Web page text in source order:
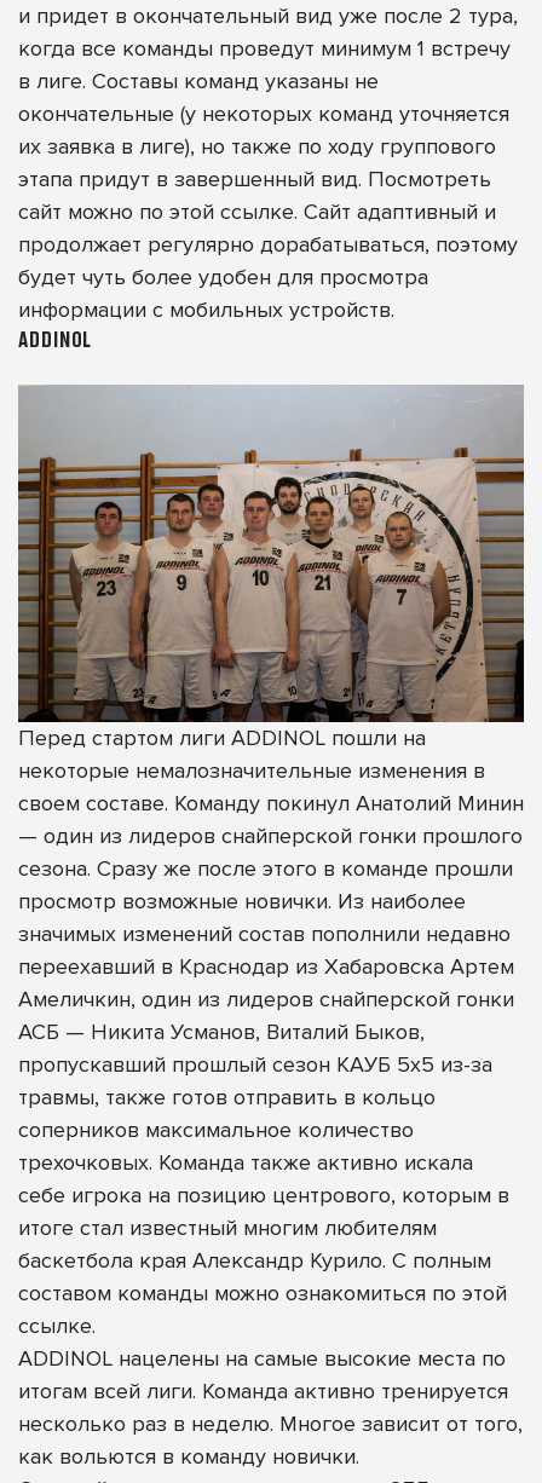
и придет в окончательный вид уже после 2 тура,
когда все команды проведут минимум 1 встречу
в лиге. Составы команд указаны не
окончательные (у некоторых команд уточняется
их заявка в лиге), но также по ходу группового
этапа придут в завершенный вид. Посмотреть
сайт можно по этой ссылке. Сайт адаптивный и
продолжает регулярно дорабатываться, поэтому
будет чуть более удобен для просмотра
информации с мобильных устройств.
ADDINOL
Перед стартом лиги ADDINOL пошли на
некоторые немалозначительные изменения в
своем составе. Команду покинул Анатолий Минин
— один из лидеров снайперской гонки прошлого
сезона. Сразу же после этого в команде прошли
просмотр возможные новички. Из наиболее
значимых изменений состав пополнили недавно
переехавший в Краснодар из Хабаровска Артем
Амеличкин, один из лидеров снайперской гонки
АСБ — Никита Усманов, Виталий Быков,
пропускавший прошлый сезон КАУБ 5х5 из-за
травмы, также готов отправить в кольцо
соперников максимальное количество
трехочковых. Команда также активно искала
себе игрока на позицию центрового, которым в
итоге стал известный многим любителям
баскетбола края Александр Курило. С полным
составом команды можно ознакомиться по этой
ссылке.
ADDINOL нацелены на самые высокие места по
итогам всей лиги. Команда активно тренируется
несколько раз в неделю. Многое зависит от того,
как вольются в команду новички.